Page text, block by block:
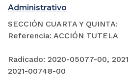
Administrativo
SECCIÓN CUARTA Y QUINTA:
Referencia: ACCIÓN TUTELA
Radicado: 2020-05077-00,
2021-00748-00